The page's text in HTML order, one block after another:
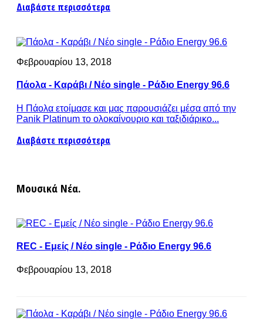
Διαβάστε περισσότερα
Φεβρουαρίου 13, 2018
Πάολα - Καράβι / Νέο single - Ράδιο Energy 96.6
Η Πάολα ετοίμασε και μας παρουσιάζει μέσα από την
Panik Platinum το ολοκαίνουριο και ταξιδιάρικο...
Διαβάστε περισσότερα
Μουσικά Νέα.
REC - Εμείς / Νέο single - Ράδιο Energy 96.6
Φεβρουαρίου 13, 2018